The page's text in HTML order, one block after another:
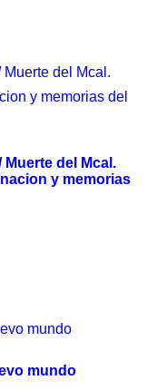
del Mcal.
y memorias
mundo